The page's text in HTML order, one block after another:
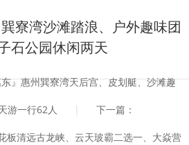
寮湾沙滩踏浪、户外趣味团
石公园休闲两天
』惠州巽寮湾天后宫、皮划艇、沙滩趣
游一行62人 | 下一篇：
板清远古龙峡、云天玻霸二选一、大焱营